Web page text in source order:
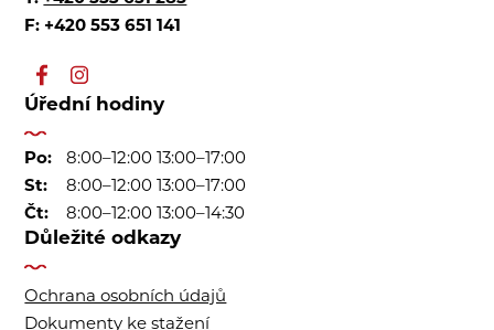
F: +420 553 651 141
Úřední hodiny
Po:
8:00–12:00 13:00–17:00
St:
8:00–12:00 13:00–17:00
Čt:
8:00–12:00 13:00–14:30
Důležité odkazy
Ochrana osobních údajů
Dokumenty ke stažení